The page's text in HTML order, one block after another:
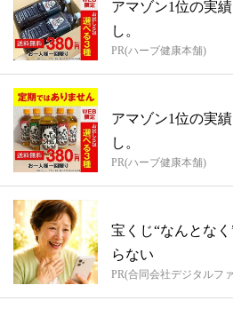
アマゾン1位の実
し。
PR(ハーブ健康本舗)
アマゾン1位の実
し。
PR(ハーブ健康本舗)
宝くじ“なんとな
らない
PR(合同会社デジタルフ